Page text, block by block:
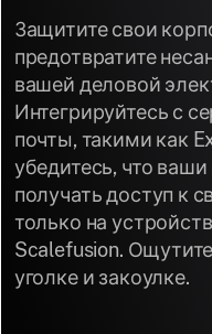
Защитите свои
предотвратите
вашей деловой
Интегрируйтесь с
почты, такими как
убедитесь, что
получать доступ к
только на
Scalefusion.
уголке и закоулке.